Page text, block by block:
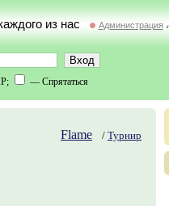
из нас Администрация //
— Спрятаться
Flame / Турнир